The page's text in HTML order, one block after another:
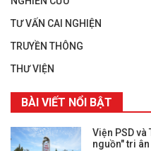
TƯ VẤN CAI NGHIỆN
TRUYỀN THÔNG
THƯ VIỆN
BÀI VIẾT NỔI BẬT
Viện PSD và
nguồn" tri